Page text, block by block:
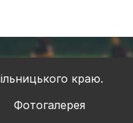
Фотогалерея